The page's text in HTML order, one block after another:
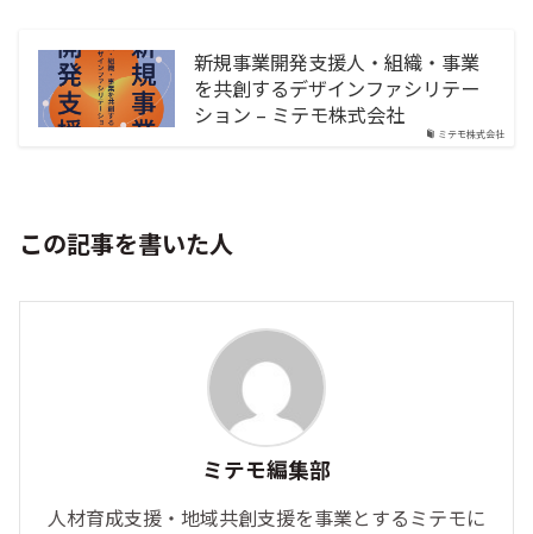
ミテモ株式会社
新規事業開発支援人・組織・事業
を共創するデザインファシリテー
ション – ミテモ株式会社
この記事を書いた人
ミテモ編集部
人材育成支援・地域共創支援を事業とするミテモに